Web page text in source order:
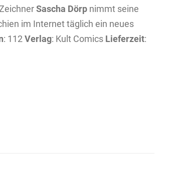
Sascha Dörpnimmt seine
im Internet täglich ein neues
: 112 Verlag: Kult Comics Lieferzeit: